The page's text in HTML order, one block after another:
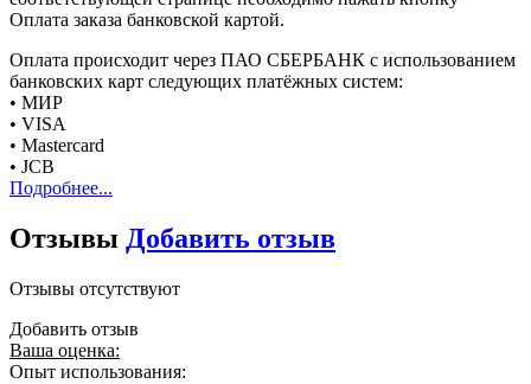
Оплата заказа банковской картой.
Оплата происходит через ПАО СБЕРБАНК с использованием
банковских карт следующих платёжных систем:
• МИР
• VISA
• Mastercard
• JCB
Подробнее...
Отзывы Добавить отзыв
Отзывы отсутствуют
Добавить отзыв
Ваша оценка:
Опыт использования: